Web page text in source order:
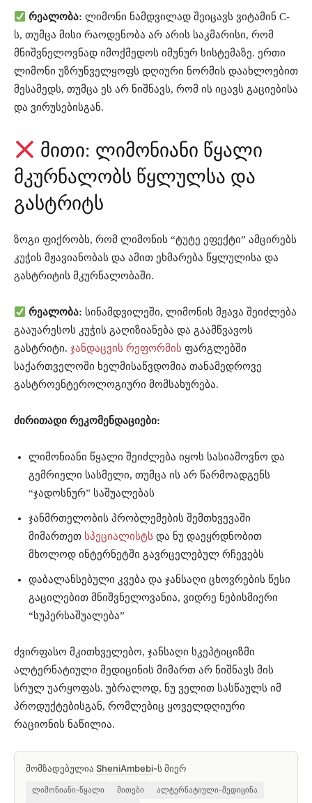
რეალობა: ლიმონი ნამდვილად შეიცავს ვიტამინ C-
ს, თუმცა მისი რაოდენობა არ არის საკმარისი, რომ
მნიშვნელოვნად იმოქმედოს იმუნურ სისტემაზე. ერთი
ლიმონი უზრუნველყოფს დღიური ნორმის დაახლოებით
მესამედს, თუმცა ეს არ ნიშნავს, რომ ის იცავს გაციებისა
და ვირუსებისგან.
მითი: ლიმონიანი წყალი
მკურნალობს წყლულსა და
გასტრიტს
ზოგი ფიქრობს, რომ ლიმონის “ტუტე ეფექტი” ამცირებს
კუჭის მჟავიანობას და ამით ეხმარება წყლულისა და
გასტრიტის მკურნალობაში.
რეალობა: სინამდვილეში, ლიმონის მჟავა შეიძლება
გააუარესოს კუჭის გაღიზიანება და გაამწვავოს
გასტრიტი. ჯანდაცვის რეფორმის ფარგლებში
საქართველოში ხელმისაწვდომია თანამედროვე
გასტროენტეროლოგიური მომსახურება.
ძირითადი რეკომენდაციები:
ლიმონიანი წყალი შეიძლება იყოს სასიამოვნო და
გემრიელი სასმელი, თუმცა ის არ წარმოადგენს
“ჯადოსნურ” საშუალებას
ჯანმრთელობის პრობლემების შემთხვევაში
მიმართეთ სპეციალისტს და ნუ დაეყრდნობით
მხოლოდ ინტერნეტში გავრცელებულ რჩევებს
დაბალანსებული კვება და ჯანსაღი ცხოვრების წესი
გაცილებით მნიშვნელოვანია, ვიდრე ნებისმიერი
“სუპერსაშუალება”
ძვირფასო მკითხველებო, ჯანსაღი სკეპტიციზმი
ალტერნატიული მედიცინის მიმართ არ ნიშნავს მის
სრულ უარყოფას. უბრალოდ, ნუ ველით სასწაულს იმ
პროდუქტებისგან, რომლებიც ყოველდღიური
რაციონის ნაწილია.
მომზადებულია SheniAmbebi-ს მიერ
ლიმონიანი-წყალი მითები
ალტერნატიული-მედიცინა